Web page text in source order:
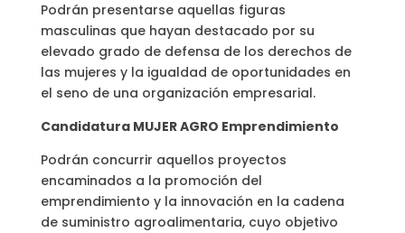
Podrán presentarse aquellas figuras
masculinas que hayan destacado por su
elevado grado de defensa de los derechos de
las mujeres y la igualdad de oportunidades en
el seno de una organización empresarial.
Candidatura MUJER AGRO Emprendimiento
Podrán concurrir aquellos proyectos
encaminados a la promoción del
emprendimiento y la innovación en la cadena
de suministro agroalimentaria, cuyo objetivo